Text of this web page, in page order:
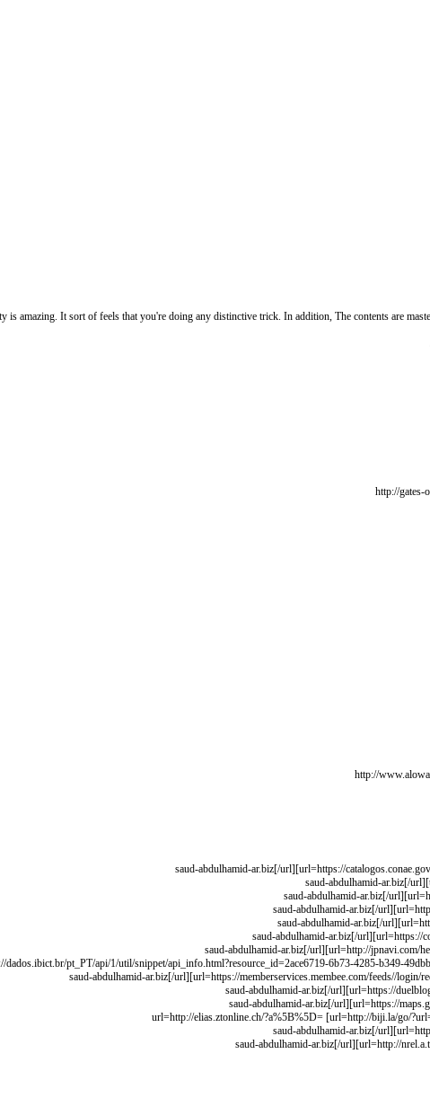
is amazing. It sort of feels that you're doing any distinctive trick. In addition, The contents are
[url=http://biji.la/go/